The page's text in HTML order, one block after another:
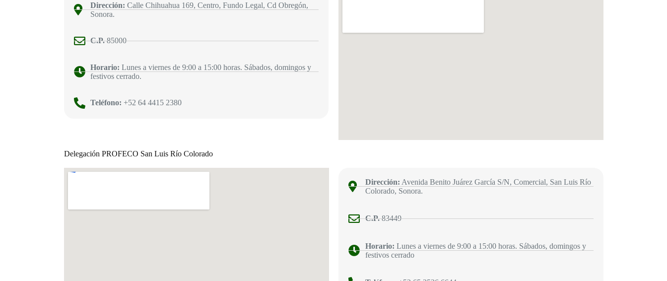
Dirección: Calle Chihuahua 169, Centro, Fundo Legal, Cd Obregón,
Sonora.
C.P.85000
Horario: Lunes a viernes de 9:00 a 15:00 horas. Sábados, domingos y
festivos cerrado.
Teléfono: +52 64 4415 2380
Delegación PROFECO San Luis Río Colorado
Dirección: Avenida Benito Juárez García S/N, Comercial, San Luis Río
Colorado, Sonora.
C.P.83449
Horario: Lunes a viernes de 9:00 a 15:00 horas. Sábados, domingos y
festivos cerrado